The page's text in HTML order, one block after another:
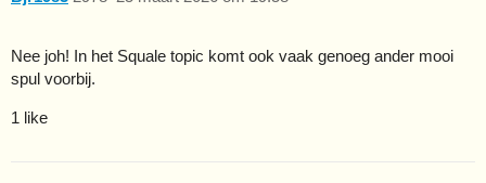
Nee joh! In het Squale topic komt ook vaak genoeg ander mooi
spul voorbij.
1 like